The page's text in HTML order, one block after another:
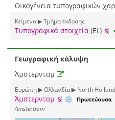
Οικογένεια τυπογραφικών
Κείμενο ▶ Τμήμα έκδοσης
Τυπογραφικά στοιχεία (EL)
Γεωγραφική κάλυψη
Άμστερνταμ
Ευρώπη ▶ Ολλανδία ▶ North Holland
Άμστερνταμ Πρωτεύουσα
Amsterdam